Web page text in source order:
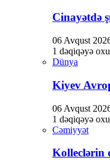
Hacklink panel
Cinayətdə
06 Avqust
1 dəqiqəyə
Dünya
Kiyev
06 Avqust
1 dəqiqəyə
Cəmiyyət
Kolleclərin